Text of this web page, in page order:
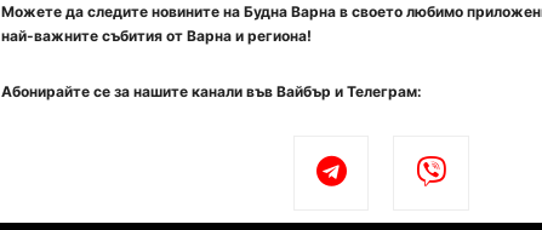
Можете да следите новините на Будна Варна в своето любимо
най-важните събития от Варна и региона!
Абонирайте се за нашите канали във Вайбър и Телеграм: